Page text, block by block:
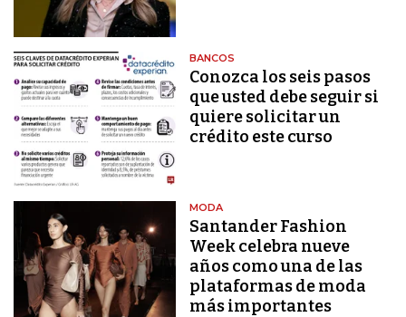
BANCOS
Conozca los seis pasos
que usted debe seguir si
quiere solicitar un
crédito este curso
MODA
Santander Fashion
Week celebra nueve
años como una de las
plataformas de moda
más importantes